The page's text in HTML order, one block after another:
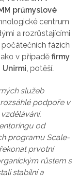
průmyslové
centrum
a rozrůstajícími
fázích
v případě firmy
, potěší.
služeb
rozsáhlé podpoře v
od
programu Scale-
prvotní
růstem s
stabilní a